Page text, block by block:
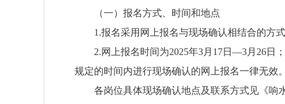
（一）报名方式、时间和地点
1.报名采用网上报名与现场确认相结合的方
2.网上报名时间为2025年3月 17日 —3月 26日
规定的时间内进行现场确认的网上报名一律无效。
各岗位具体现场确认地点及联系方式见《响